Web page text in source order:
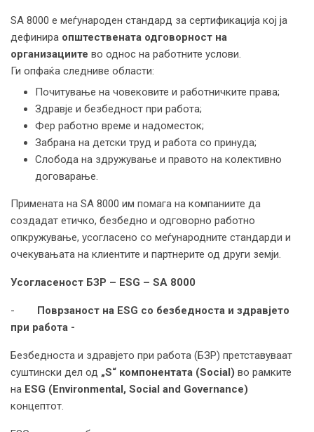
SA 8000 е меѓународен стандард за сертификација кој ја
дефинира општествената одговорност на
организациите во однос на работните услови.
Ги опфаќа следниве области:
Почитување на човековите и работничките права;
Здравје и безбедност при работа;
Фер работно време и надоместок;
Забрана на детски труд и работа со принуда;
Слобода на здружување и правото на колективно
договарање.
Примената на SA 8000 им помага на компаниите да
создадат етичко, безбедно и одговорно работно
опкружување, усогласено со меѓународните стандарди и
очекувањата на клиентите и партнерите од други земји.
Усогласеност БЗР – ESG – SA 8000
- Поврзаност на ESG со безбедноста и здравјето
при работа -
Безбедноста и здравјето при работа (БЗР) претставуваат
суштински дел од „S“ компонентата (Social) во рамките
на ESG (Environmental, Social and Governance)
концептот.